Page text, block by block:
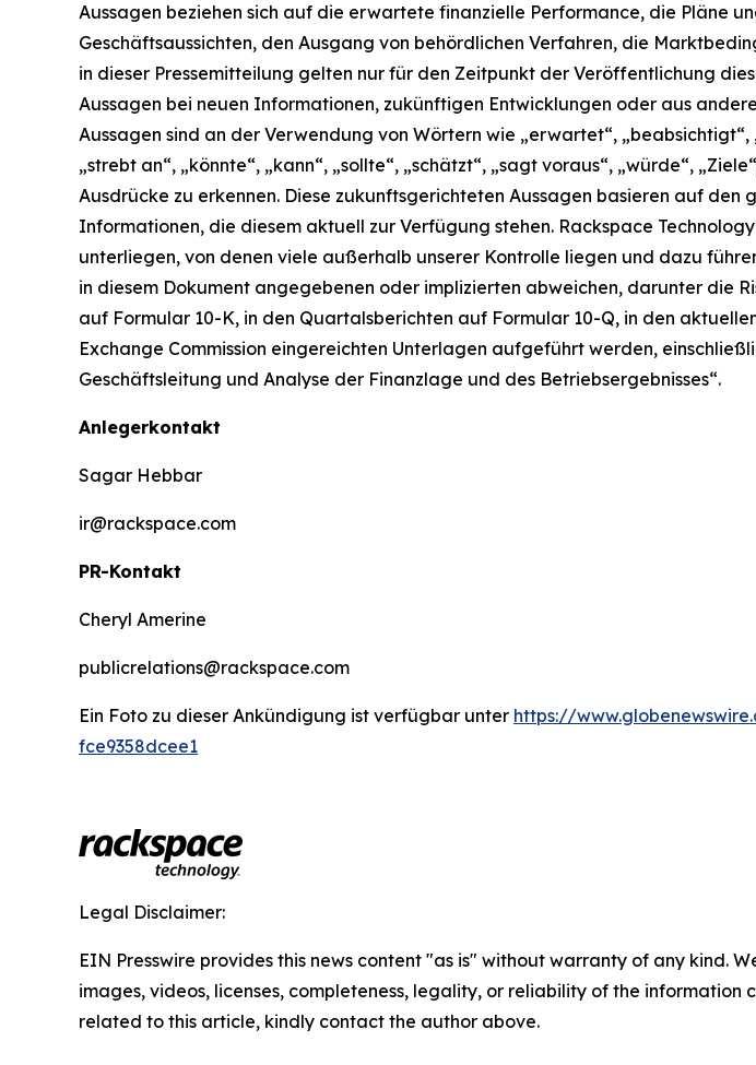
Aussagen beziehen sich auf die erwartete finanzielle Performance, die Pläne
Geschäftsaussichten, den Ausgang von behördlichen Verfahren, die
in dieser Pressemitteilung gelten nur für den Zeitpunkt der Veröffentlichung
Aussagen bei neuen Informationen, zukünftigen Entwicklungen oder aus
Aussagen sind an der Verwendung von Wörtern wie „erwartet“,
„strebt an“, „könnte“, „kann“, „sollte“, „schätzt“, „sagt voraus“, „würde“,
Ausdrücke zu erkennen. Diese zukunftsgerichteten Aussagen basieren auf
Informationen, die diesem aktuell zur Verfügung stehen. Rackspace
unterliegen, von denen viele außerhalb unserer Kontrolle liegen und dazu
in diesem Dokument angegebenen oder implizierten abweichen, darunter die
auf Formular 10-K, in den Quartalsberichten auf Formular 10-Q, in den
Exchange Commission eingereichten Unterlagen aufgeführt werden,
Geschäftsleitung und Analyse der Finanzlage und des Betriebsergebnisses“.
Anlegerkontakt
Sagar Hebbar
ir@rackspace.com
PR-Kontakt
Cheryl Amerine
publicrelations@rackspace.com
Ein Foto zu dieser Ankündigung ist verfügbar unter https://
fce9358dcee1
Legal Disclaimer:
EIN Presswire provides this news content "as is" without warranty of any kind.
images, videos, licenses, completeness, legality, or reliability of the
related to this article, kindly contact the author above.